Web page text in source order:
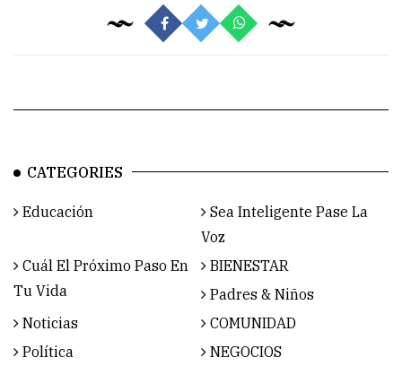
CATEGORIES
Educación
Sea Inteligente Pase La
Voz
Cuál El Próximo Paso En
Tu Vida
BIENESTAR
Padres & Niños
Noticias
COMUNIDAD
Política
NEGOCIOS